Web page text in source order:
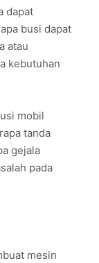
dapat
busi dapat
atau
kebutuhan
mobil
tanda
gejala
pada
mesin